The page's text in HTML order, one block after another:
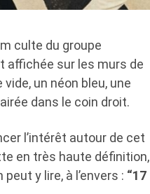
culte du groupe
affichée sur les murs de
un néon bleu, une
dans le coin droit.
l’intérêt autour de cet
en très haute définition,
y lire, à l’envers : “17